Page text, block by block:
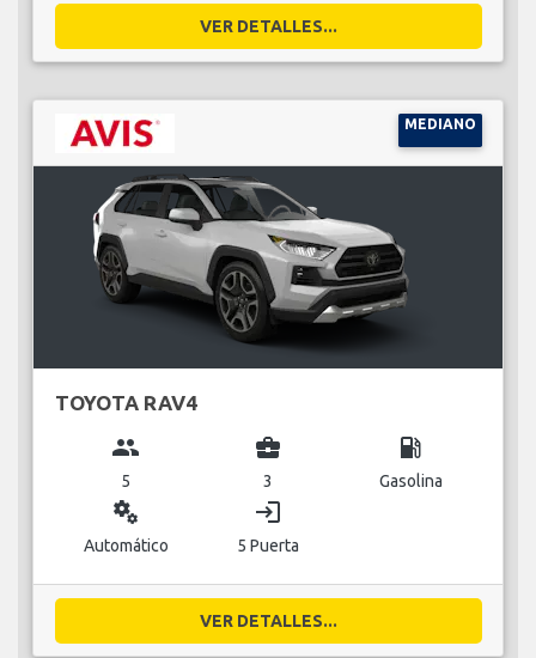
VER DETALLES...
MEDIANO
TOYOTA RAV4
group
5
business_center
3
local_gas_station
Gasolina
miscellaneous_services
Automático
login
5 Puerta
VER DETALLES...